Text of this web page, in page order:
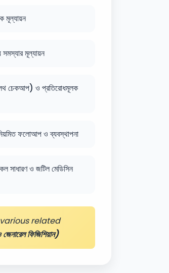
মূল্যায়ন
সমস্যার মূল্যায়ন
চেকআপ) ও প্রতিরোধমূলক
নিয়মিত ফলোআপ ও ব্যবস্থাপনা
সাধারণ ও জটিল মেডিসিন
related
জেনারেল ফিজিশিয়ান)